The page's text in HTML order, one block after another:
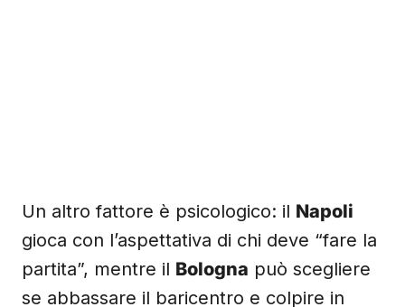
Un altro fattore è psicologico: il Napoli
gioca con l’aspettativa di chi deve “fare la
partita”, mentre il Bologna può scegliere
se abbassare il baricentro e colpire in